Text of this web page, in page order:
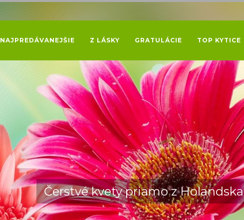
NAJPREDÁVANEJŠIE Z LÁSKY GRATULÁCIE TOP KYTICE
Čerstvé kvety priamo z Holandska